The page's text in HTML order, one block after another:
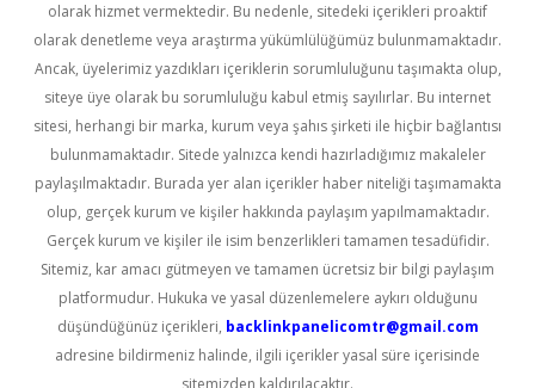
olarak hizmet vermektedir. Bu nedenle, sitedeki içerikleri proaktif
olarak denetleme veya araştırma yükümlülüğümüz bulunmamaktadır.
Ancak, üyelerimiz yazdıkları içeriklerin sorumluluğunu taşımakta olup,
siteye üye olarak bu sorumluluğu kabul etmiş sayılırlar. Bu internet
sitesi, herhangi bir marka, kurum veya şahıs şirketi ile hiçbir bağlantısı
bulunmamaktadır. Sitede yalnızca kendi hazırladığımız makaleler
paylaşılmaktadır. Burada yer alan içerikler haber niteliği taşımamakta
olup, gerçek kurum ve kişiler hakkında paylaşım yapılmamaktadır.
Gerçek kurum ve kişiler ile isim benzerlikleri tamamen tesadüfidir.
Sitemiz, kar amacı gütmeyen ve tamamen ücretsiz bir bilgi paylaşım
platformudur. Hukuka ve yasal düzenlemelere aykırı olduğunu
düşündüğünüz içerikleri, backlinkpanelicomtr@gmail.com
adresine bildirmeniz halinde, ilgili içerikler yasal süre içerisinde
sitemizden kaldırılacaktır.